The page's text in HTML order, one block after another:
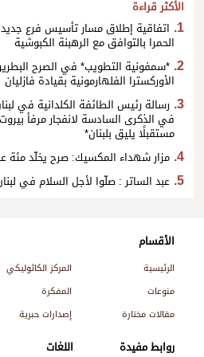
الأكثر قراءة
اتفاقية إطلاق مسار تأسيس فرع
الحمرا بالتوافق مع الرهبنة الكبوشية
*سمفونية التطويب* في الصرح
الأوركسترا الفلهارمونية بقيادة فازليان
رسالة رئيس الطائفة الكلدانية في
في الذكرى السادسة لانفجار مرفأ
مستقبلًا يليق بلبنان*
مزار شهداء المكسيك: صرح يخلّد مئة
عبد الساتر : صلّوا لأجل السلام في
الأقسام
الرئيسية المركز الكاثوليكي
منوعات
المفكرة
مقالات مختارة
إصدارات حبرية
روابط مفيدة اللغات